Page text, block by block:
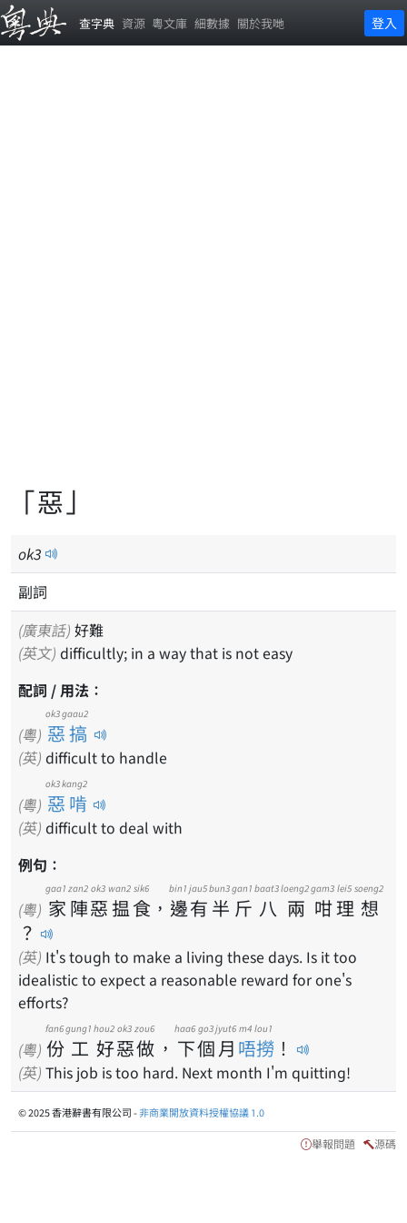
查字典 資源 粵文庫 細數據 關於我哋 登入
「惡」
ok3
副詞
(廣東話) 好難
(英文) difficultly; in a way that is not easy
配詞 / 用法：
(粵) 惡搞
ok3 gaau2
(英) difficult to handle
(粵) 惡啃
ok3 kang2
(英) difficult to deal with
例句：
(粵) 家
gaa1
陣
zan2
惡
ok3
揾
wan2
食
sik6
， 邊
bin1
有
jau5
半
bun3
斤
gan1
八
baat3
兩
loeng2
咁
gam3
理
lei5
想
soeng2
？
(英) It's tough to make a living these days. Is it too
idealistic to expect a reasonable reward for one's
efforts?
(粵) 份
fan6
工
gung1
好
hou2
惡
ok3
做
zou6
， 下
haa6
個
go3
月
jyut6
唔撈
m4 lou1
！
(英) This job is too hard. Next month I'm quitting!
© 2025 香港辭書有限公司 -非商業開放資料授權協議 1.0
舉報問題 源碼